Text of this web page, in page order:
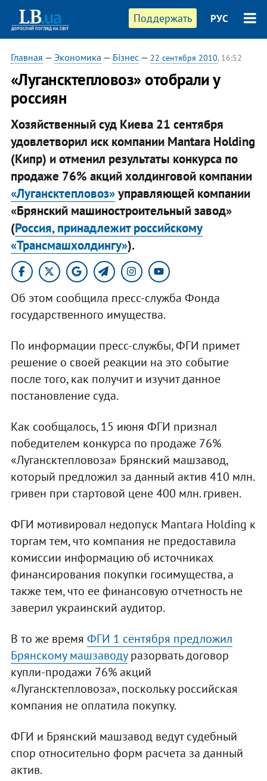
Поддержать РУС
Главная — Экономика — Бізнес— 22 сентября 2010, 16:52
«Лугансктепловоз» отобрали у
россиян
Хозяйственный суд Киева 21 сентября
удовлетворил иск компании Mantara Holding
(Кипр) и отменил результаты конкурса по
продаже 76% акций холдинговой компании
«Лугансктепловоз»управляющей компании
«Брянский машиностроительный завод»
(Россия, принадлежит российскому
«Трансмашхолдингу»).
Об этом сообщила пресс-служба Фонда
государственного имущества.
По информации пресс-службы, ФГИ примет
решение о своей реакции на это событие
после того, как получит и изучит данное
постановление суда.
Как сообщалось, 15 июня ФГИ признал
победителем конкурса по продаже 76%
«Лугансктепловоза» Брянский машзавод,
который предложил за данный актив 410 млн.
гривен при стартовой цене 400 млн. гривен.
ФГИ мотивировал недопуск Mantara Holding к
торгам тем, что компания не предоставила
комиссии информацию об источниках
финансирования покупки госимущества, а
также тем, что ее финансовую отчетность не
заверил украинский аудитор.
В то же время ФГИ 1 сентября предложил
Брянскому машзаводуразорвать договор
купли-продажи 76% акций
«Лугансктепловоза», поскольку российская
компания не оплатила покупку.
ФГИ и Брянский машзавод ведут судебный
спор относительно форм расчета за данный
актив.